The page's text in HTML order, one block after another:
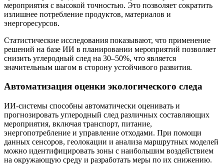
мероприятия с высокой точностью. Это позволяет сократить
излишнее потребление продуктов, материалов и
энергоресурсов.
Статистические исследования показывают, что применение
решений на базе ИИ в планировании мероприятий позволяет
снизить углеродный след на 30–50%, что является
значительным шагом в сторону устойчивого развития.
Автоматизация оценки экологического следа
ИИ-системы способны автоматически оценивать и
прогнозировать углеродный след различных составляющих
мероприятия, включая транспорт, питание,
энергопотребление и управление отходами. При помощи
данных сенсоров, геолокации и анализа маршрутных моделей
можно идентифицировать зоны с наибольшим воздействием
на окружающую среду и разработать меры по их снижению.